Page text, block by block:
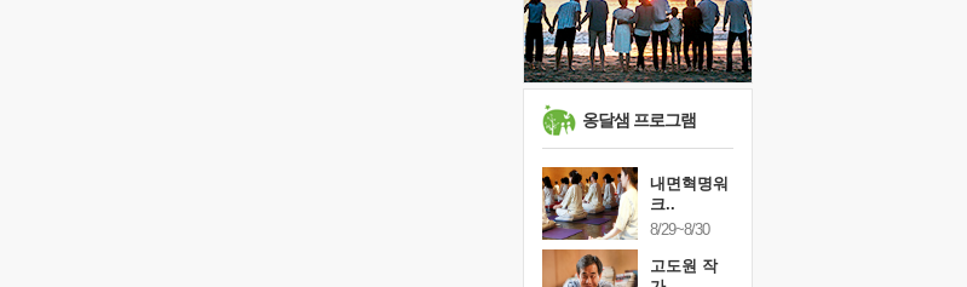
슬럼프
보고 싶은 어머니
유년 시절의 부산 영도 바다
못된 꼰대들
'모른다'는 것
#희망
#도움
#유튜브
#극복
옹달샘 프로그램
내면혁명워
크..
8/29~8/30
고도원 작